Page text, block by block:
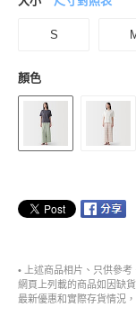
S
顏色
• 上述商品相片、只供參
網頁上列載的商品如因缺
最新優惠和實際存貨情況